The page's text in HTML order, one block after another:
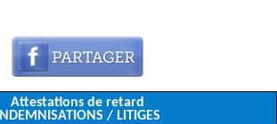
Attestations de retard
INDEMNISATIONS / LITIGES